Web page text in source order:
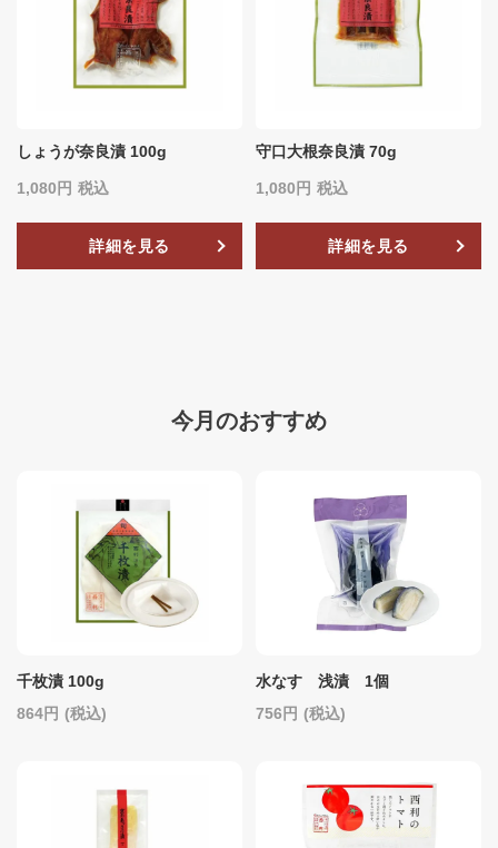
しょうが奈良漬 100g
1,080 税込
詳細を見る
守口大根奈良漬 70g
1,080 税込
詳細を見る
今月のおすすめ
千枚漬 100g
864
(税込)
水なす 浅漬 1個
756
(税込)